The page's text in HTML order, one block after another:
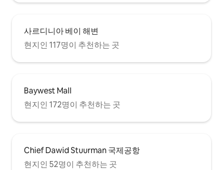
사르디니아 베이 해변
현지인 117명이 추천하는 곳
Baywest Mall
현지인 172명이 추천하는 곳
Chief Dawid Stuurman 국제공항
현지인 52명이 추천하는 곳